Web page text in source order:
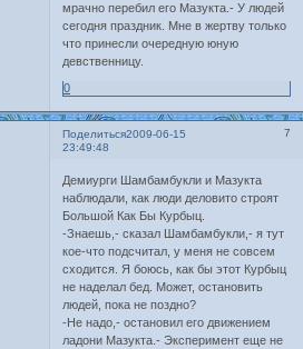
мрачно перебил его Мазукта.- У людей
сегодня праздник. Мне в жертву только
что принесли очередную юную
девственницу.
0
Поделиться 7
2009-06-15
23:49:48
Демиурги Шамбамбукли и Мазукта
наблюдали, как люди деловито строят
Большой Как Бы Курбыц.
-Знаешь,- сказал Шамбамбукли,- я тут
кое-что подсчитал, у меня не совсем
сходится. Я боюсь, как бы этот Курбыц
не наделал бед. Может, остановить
людей, пока не поздно?
-Не надо,- остановил его движением
ладони Мазукта.- Эксперимент еще не